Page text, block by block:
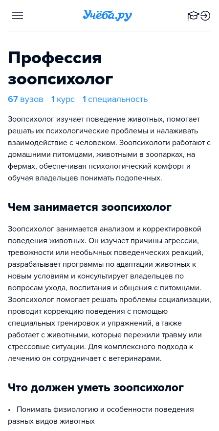
Профессия
зоопсихолог
67 вузов 1 курс 1 специальность
Зоопсихолог изучает поведение животных, помогает
решать их психологические проблемы и налаживать
взаимодействие с человеком. Зоопсихологи работают с
домашними питомцами, животными в зоопарках, на
фермах, обеспечивая психологический комфорт и
обучая владельцев понимать подопечных.
Чем занимается зоопсихолог
Зоопсихолог занимается анализом и корректировкой
поведения животных. Он изучает причины агрессии,
тревожности или необычных поведенческих реакций,
разрабатывает программы по адаптации животных к
новым условиям и консультирует владельцев по
вопросам ухода, воспитания и общения с питомцами.
Зоопсихолог помогает решать проблемы социализации,
проводит коррекцию поведения с помощью
специальных тренировок и упражнений, а также
работает с животными, которые пережили травму или
стрессовые ситуации. Для комплексного подхода к
лечению он сотрудничает с ветеринарами.
Что должен уметь зоопсихолог
• Понимать физиологию и особенности поведения
разных видов животных